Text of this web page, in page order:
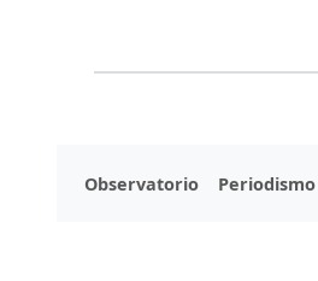
Observatorio Periodismo